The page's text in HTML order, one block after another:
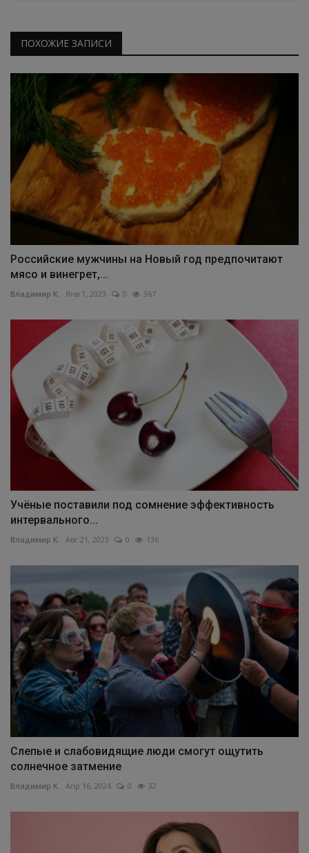
ПОХОЖИЕ ЗАПИСИ
Российские мужчины на Новый год предпочитают
мясо и винегрет,...
Владимир К. Янв 1, 2023 0 367
Учёные поставили под сомнение эффективность
интервального...
Владимир К. Авг 21, 2023 0 136
Слепые и слабовидящие люди смогут ощутить
солнечное затмение
Владимир К. Апр 16, 2024 0 32